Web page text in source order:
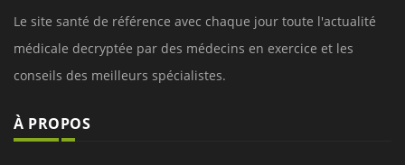
Le site santé de référence avec chaque jour toute l'actualité
médicale decryptée par des médecins en exercice et les
conseils des meilleurs spécialistes.
À PROPOS